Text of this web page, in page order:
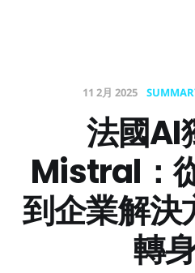
11 2月 2025
法國AI
Mistral：
到企業解決
轉